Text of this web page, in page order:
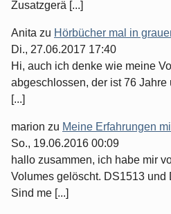
Zusatzgerä [...]
Anita zu Hörbücher mal in
Di., 27.06.2017 17:40
Hi, auch ich denke wie meine
abgeschlossen, der ist 76
[...]
marion zu Meine Erfahrungen
So., 19.06.2016 00:09
hallo zusammen, ich habe mir
Volumes gelöscht. DS1513 und
Sind me [...]